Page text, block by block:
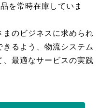
を常時在庫していま
のビジネスに求められ
るよう、物流システム
最適なサービスの実践